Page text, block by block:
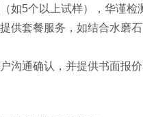
如5个以上试样），华谨
供套餐服务，如结合水磨
沟通确认，并提供书面报